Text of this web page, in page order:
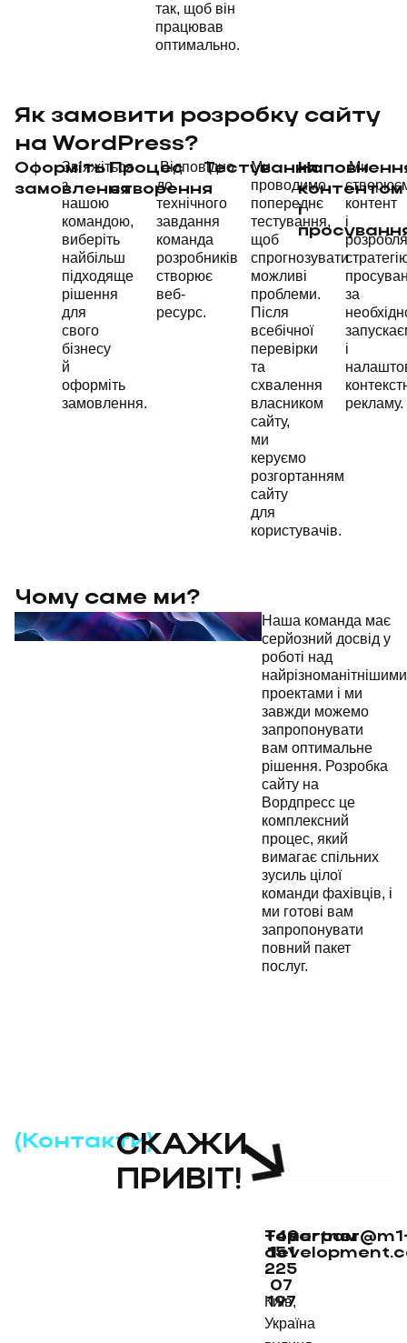
так, щоб він
працював
оптимально.
Як замовити розробку сайту
на WordPress?
Оформіть
замовлення
Зв’яжіться
з
нашою
командою,
виберіть
найбільш
підходяще
рішення
для
свого
бізнесу
й
оформіть
замовлення.
Процес
створення
Відповідно
до
технічного
завдання
команда
розробників
створює
веб-
ресурс.
Тестування
Ми
проводимо
попереднє
тестування,
щоб
спрогнозувати
можливі
проблеми.
Після
всебічної
перевірки
та
схвалення
власником
сайту,
ми
керуємо
розгортанням
сайту
для
користувачів.
контентом
і
Ми
контент
і
за
і
рекламу.
Чому саме ми?
Наша команда має
серйозний досвід у
роботі над
найрізноманітнішими
проектами і ми
завжди можемо
запропонувати
вам оптимальне
рішення. Розробка
сайту на
Вордпресс це
комплексний
процес, який
вимагає спільних
зусиль цілої
команди фахівців, і
ми готові вам
запропонувати
повний пакет
послуг.
(Контакти)СКАЖИ
ПРИВІТ!
Київ,
Україна
+49
151
225
07
197
Телеграм